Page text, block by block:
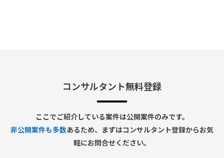
• 障害対応管理
• 業務整理
• 利用部門との各種調整
• 利用マニュアル整備
コンサルタント無料登録
ここでご紹介している案件は公開案件のみです。
非公開案件も多数あるため、まずはコンサルタント登録からお気
軽にお問合せください。